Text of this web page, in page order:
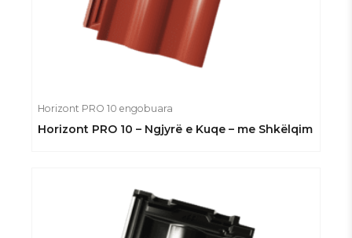
Horizont PRO 10 engobuara
Horizont PRO 10 – Ngjyrë e Kuqe – me Shkëlqim